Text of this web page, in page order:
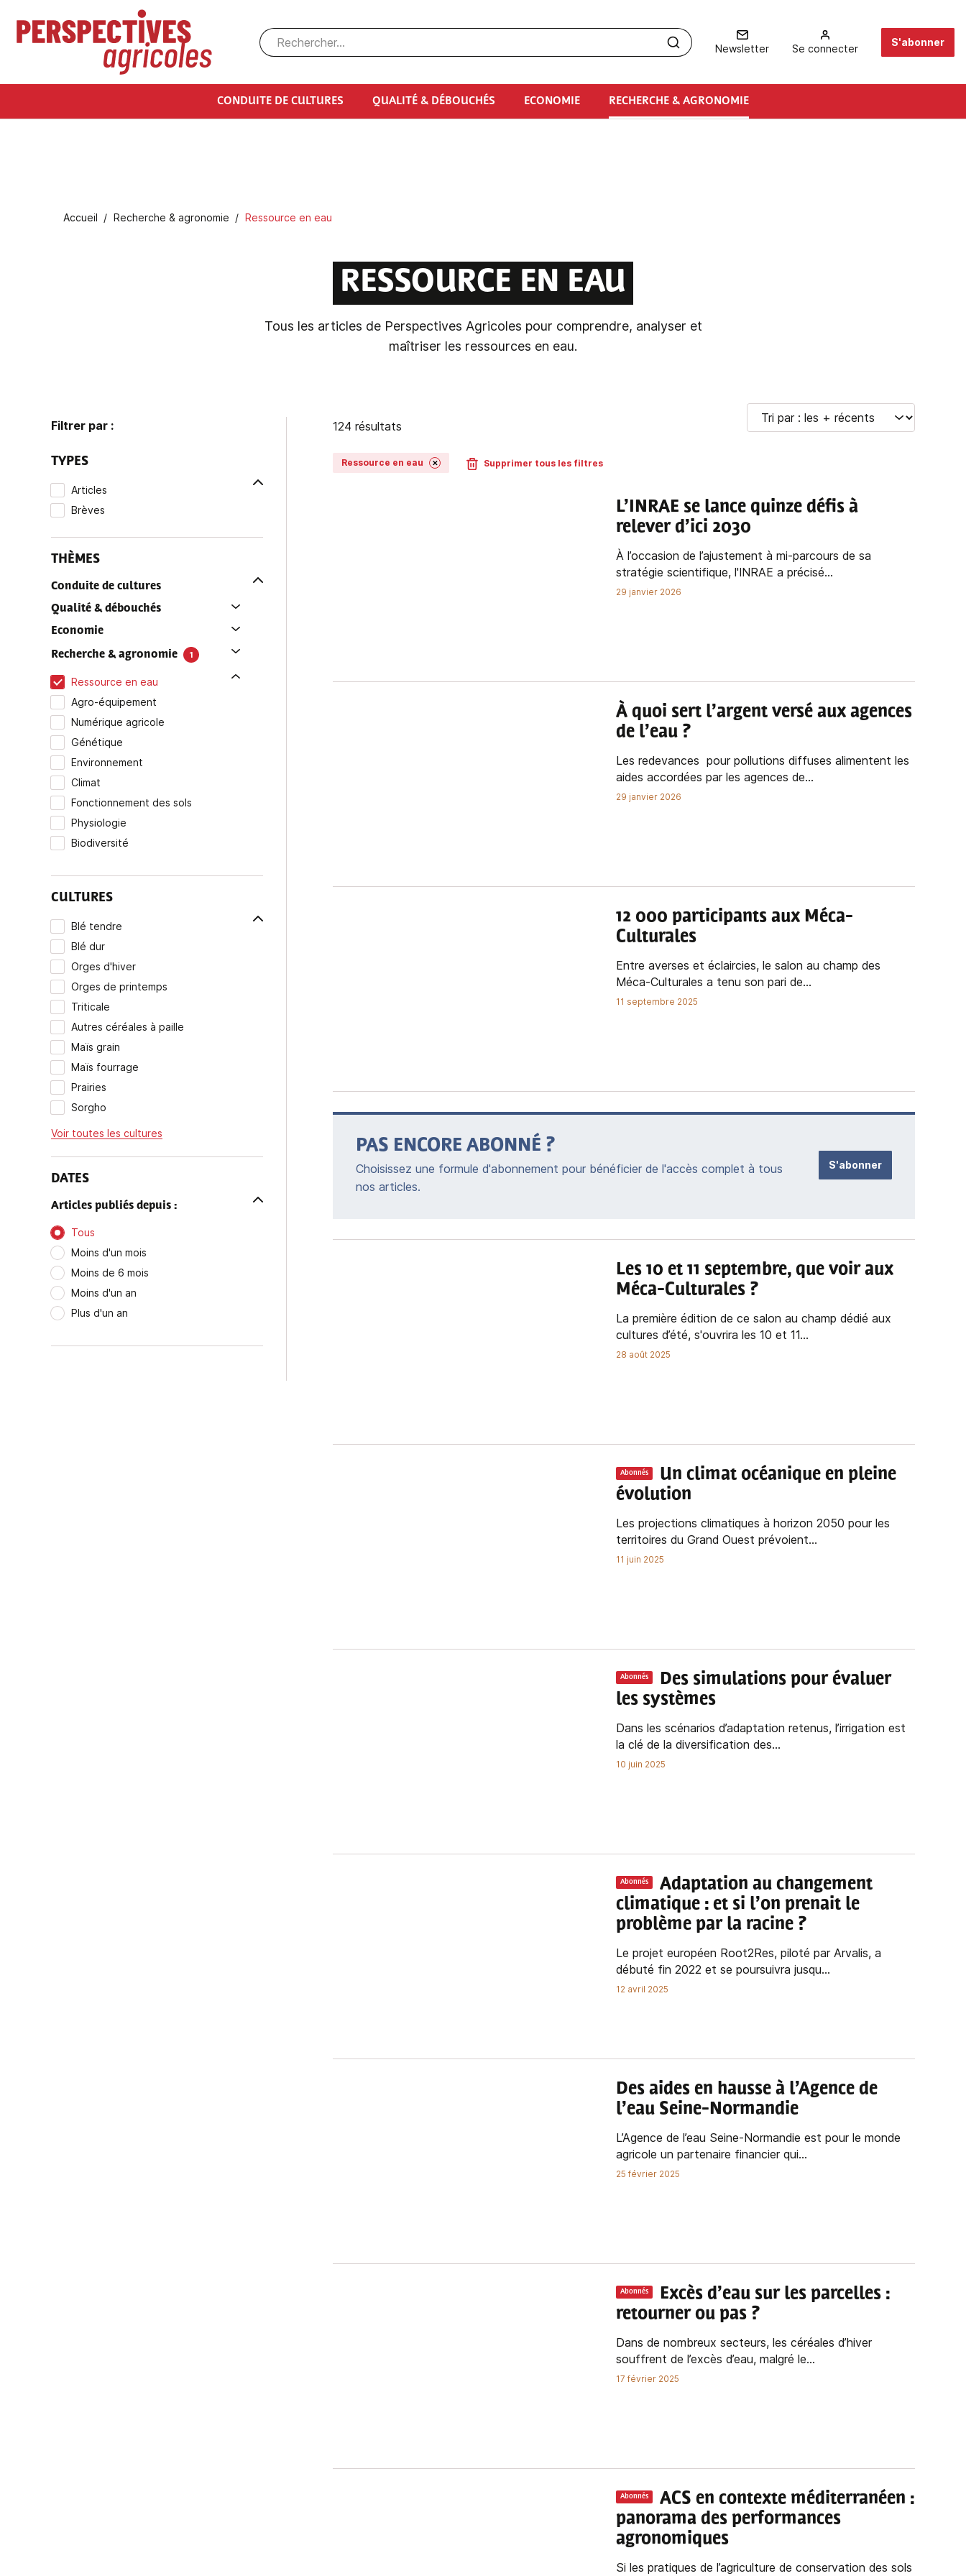
Aller au contenu principal
Newsletter Se connecter
S'abonner
CONDUITE DE CULTURES QUALITÉ & DÉBOUCHÉS ECONOMIE RECHERCHE & AGRONOMIE
Fil d'Ariane
Accueil Recherche & agronomie Ressource en eau
RESSOURCE EN EAU
Tous les articles de Perspectives Agricoles pour comprendre, analyser et
maîtriser les ressources en eau.
Filtrer par :
TYPES
Articles
Brèves
THÈMES
Conduite de cultures
Qualité & débouchés
Economie
Recherche & agronomie 1
Ressource en eau
Agro-équipement
Numérique agricole
Génétique
Environnement
Climat
Fonctionnement des sols
Physiologie
Biodiversité
CULTURES
Blé tendre
Blé dur
Orges d'hiver
Orges de printemps
Triticale
Autres céréales à paille
Maïs grain
Maïs fourrage
Prairies
Sorgho
Voir toutes les cultures
DATES
Articles publiés depuis :
Tous
Moins d'un mois
Moins de 6 mois
Moins d'un an
Plus d'un an
124 résultats
Ressource en eau ✕ Supprimer tous les filtres
L’INRAE se lance quinze défis à
relever d’ici 2030
À l’occasion de l’ajustement à mi-parcours de sa
stratégie scientifique, l'INRAE a précisé...
29 janvier 2026
À quoi sert l’argent versé aux agences
de l’eau ?
Les redevances pour pollutions diffuses alimentent les
aides accordées par les agences de...
29 janvier 2026
12 000 participants aux Méca-
Culturales
Entre averses et éclaircies, le salon au champ des
Méca-Culturales a tenu son pari de...
11 septembre 2025
PAS ENCORE ABONNÉ ?
Choisissez une formule d'abonnement pour bénéficier de l'accès complet à tous
nos articles.
S'abonner
Les 10 et 11 septembre, que voir aux
Méca-Culturales ?
La première édition de ce salon au champ dédié aux
cultures d’été, s'ouvrira les 10 et 11...
28 août 2025
Abonnés
Un climat océanique en pleine
évolution
Les projections climatiques à horizon 2050 pour les
territoires du Grand Ouest prévoient...
11 juin 2025
Abonnés
Des simulations pour évaluer
les systèmes
Dans les scénarios d’adaptation retenus, l’irrigation est
la clé de la diversification des...
10 juin 2025
Abonnés
Adaptation au changement
climatique : et si l’on prenait le
problème par la racine ?
Le projet européen Root2Res, piloté par Arvalis, a
débuté fin 2022 et se poursuivra jusqu...
12 avril 2025
Des aides en hausse à l’Agence de
l’eau Seine-Normandie
L’Agence de l’eau Seine-Normandie est pour le monde
agricole un partenaire financier qui...
25 février 2025
Abonnés
Excès d’eau sur les parcelles :
retourner ou pas ?
Dans de nombreux secteurs, les céréales d’hiver
souffrent de l’excès d’eau, malgré le...
17 février 2025
Abonnés
ACS en contexte méditerranéen :
panorama des performances
agronomiques
Si les pratiques de l’agriculture de conservation des sols